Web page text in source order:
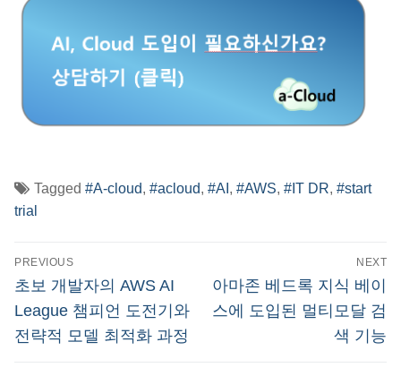
Tagged #A-cloud, #acloud, #AI , #AWS, #IT DR, #start
trial
글
탐
색
PREVIOUS
Previous
post:
초보 개발자의 AWS AI
League 챔피언 도전기와
전략적 모델 최적화 과정
NEXT
Next
post:
아마존 베드록 지식 베이
스에 도입된 멀티모달 검
색 기능